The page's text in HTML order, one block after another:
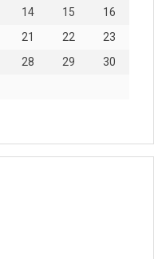
14 15
16
21 22
23
28 29
30